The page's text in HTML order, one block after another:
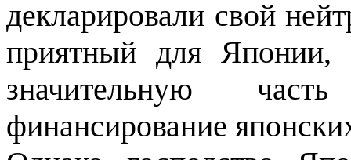
декларировали свой
приятный для Японии,
значительную
финансирование